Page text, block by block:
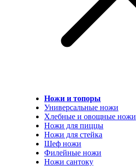
Ножи и топоры
Универсальные ножи
Хлебные и овощные ножи
Ножи для пиццы
Ножи для стейка
Шеф ножи
Филейные ножи
Ножи сантоку